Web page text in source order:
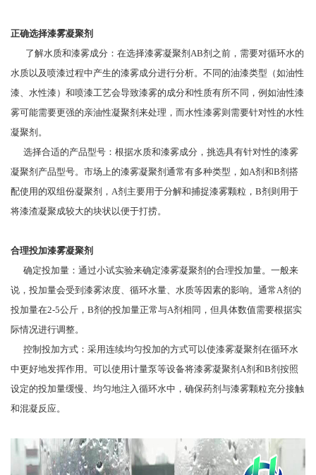
正确选择漆雾凝聚剂
了解水质和漆雾成分：在选择漆雾凝聚剂AB剂之前，需要对循环水的
水质以及喷漆过程中产生的漆雾成分进行分析。不同的油漆类型（如油性
漆、水性漆）和喷漆工艺会导致漆雾的成分和性质有所不同，例如油性漆
雾可能需要更强的亲油性凝聚剂来处理，而水性漆雾则需要针对性的水性
凝聚剂。
选择合适的产品型号：根据水质和漆雾成分，挑选具有针对性的漆雾
凝聚剂产品型号。市场上的漆雾凝聚剂通常有多种类型，如A剂和B剂搭
配使用的双组份凝聚剂，A剂主要用于分解和捕捉漆雾颗粒，B剂则用于
将漆渣凝聚成较大的块状以便于打捞。
合理投加漆雾凝聚剂
确定投加量：通过小试实验来确定漆雾凝聚剂的合理投加量。一般来
说，投加量会受到漆雾浓度、循环水量、水质等因素的影响。通常A剂的
投加量在2-5公斤，B剂的投加量正常与A剂相同，但具体数值需要根据实
际情况进行调整。
控制投加方式：采用连续均匀投加的方式可以使漆雾凝聚剂在循环水
中更好地发挥作用。可以使用计量泵等设备将漆雾凝聚剂A剂和B剂按照
设定的投加量缓慢、均匀地注入循环水中，确保药剂与漆雾颗粒充分接触
和混凝反应。